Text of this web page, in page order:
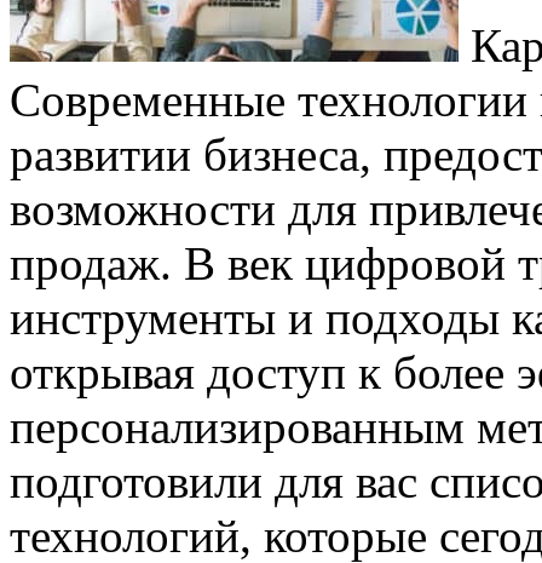
Современные
развитии бизнеса,
возможности для
продаж. В век цифровой
инструменты и подходы
открывая доступ к более
персонализированным
подготовили для вас
технологий, которые